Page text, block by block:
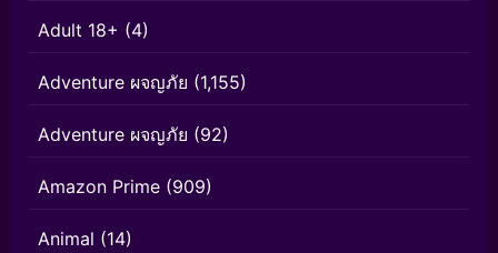
Adult 18+ (4)
Adventure ผจญภัย (1,155)
Adventure ผจญภัย (92)
Amazon Prime (909)
Animal (14)